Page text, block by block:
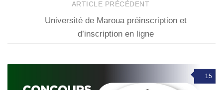
ARTICLE PRÉCÉDENT
Université de Maroua préinscription et
d’inscription en ligne
15